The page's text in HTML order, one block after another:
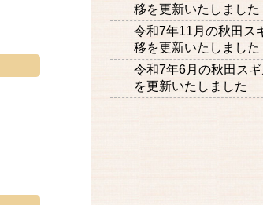
移を更新いたしました
令和7年11月の秋田ス
移を更新いたしました
令和7年6月の秋田ス
を更新いたしました